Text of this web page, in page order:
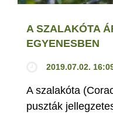
A SZALAKÓTA
EGYENESBEN
2019.07.02.
A szalakóta
puszták